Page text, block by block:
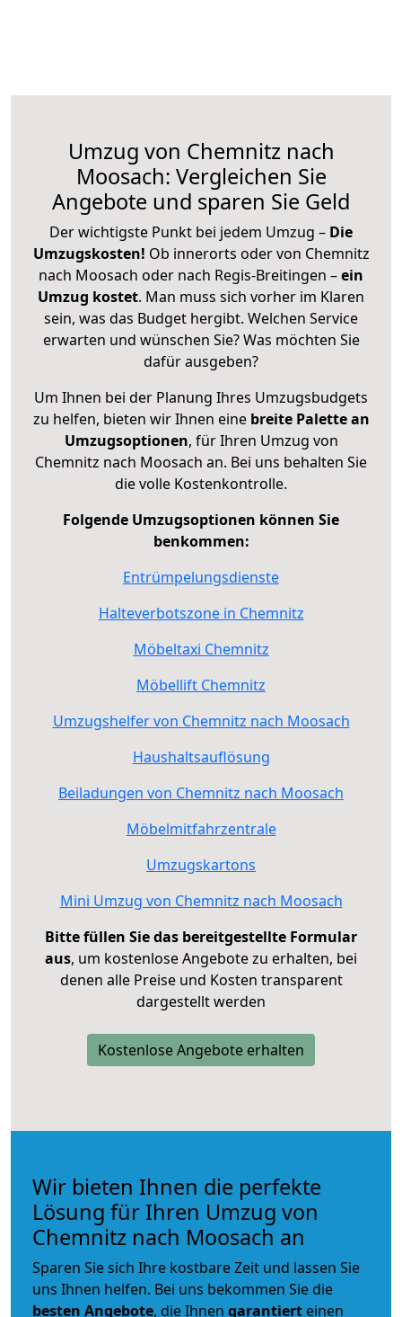
Umzug von Chemnitz nach
Moosach: Vergleichen Sie
Angebote und sparen Sie Geld
Der wichtigste Punkt bei jedem Umzug – Die
Umzugskosten! Ob innerorts oder von Chemnitz
nach Moosach oder nach Regis-Breitingen –ein
Umzug kostet. Man muss sich vorher im Klaren
sein, was das Budget hergibt. Welchen Service
erwarten und wünschen Sie? Was möchten Sie
dafür ausgeben?
Um Ihnen bei der Planung Ihres Umzugsbudgets
zu helfen, bieten wir Ihnen eine breite Palette an
Umzugsoptionen, für Ihren Umzug von
Chemnitz nach Moosach an. Bei uns behalten Sie
die volle Kostenkontrolle.
Folgende Umzugsoptionen können Sie
benkommen:
Entrümpelungsdienste
Halteverbotszone in Chemnitz
Möbeltaxi Chemnitz
Möbellift Chemnitz
Umzugshelfer von Chemnitz nach Moosach
Haushaltsauflösung
Beiladungen von Chemnitz nach Moosach
Möbelmitfahrzentrale
Umzugskartons
Mini Umzug von Chemnitz nach Moosach
Bitte füllen Sie das bereitgestellte Formular
aus, um kostenlose Angebote zu erhalten, bei
denen alle Preise und Kosten transparent
dargestellt werden
Kostenlose Angebote erhalten
Wir bieten Ihnen die perfekte
Lösung für Ihren Umzug von
Chemnitz nach Moosach an
Sparen Sie sich Ihre kostbare Zeit und lassen Sie
uns Ihnen helfen. Bei uns bekommen Sie die
besten Angebote, die Ihnen garantiert einen